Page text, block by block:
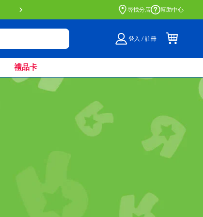
門店自取服務 網上購買並在店內
尋找分店 幫助中心
登入 / 註冊
禮品卡